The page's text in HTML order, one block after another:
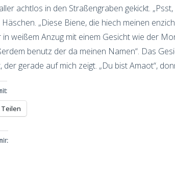
achtlos in den Straßengraben gekickt.
Häschen. „Diese Biene, die hiech meinen
in weißem Anzug mit einem Gesicht wie der
benutz der da meinen Namen“. Das
der gerade auf mich zeigt. „Du bist Amaot“,
Teilen